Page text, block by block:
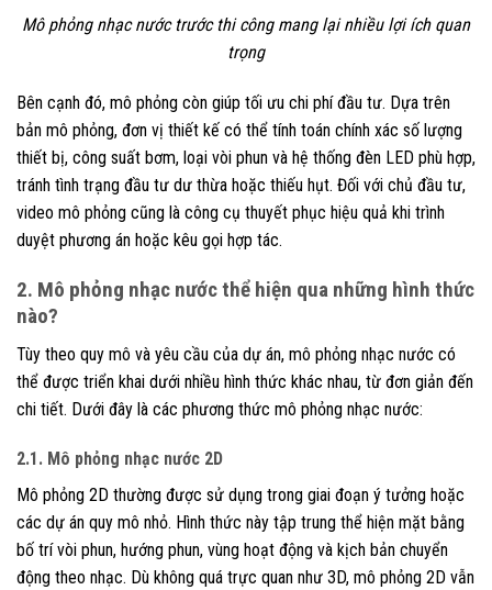
Mô phỏng nhạc nước trước thi công mang lại nhiều lợi ích quan
trọng
Bên cạnh đó, mô phỏng còn giúp tối ưu chi phí đầu tư. Dựa trên
bản mô phỏng, đơn vị thiết kế có thể tính toán chính xác số lượng
thiết bị, công suất bơm, loại vòi phun và hệ thống đèn LED phù hợp,
tránh tình trạng đầu tư dư thừa hoặc thiếu hụt. Đối với chủ đầu tư,
video mô phỏng cũng là công cụ thuyết phục hiệu quả khi trình
duyệt phương án hoặc kêu gọi hợp tác.
2. Mô phỏng nhạc nước thể hiện qua những hình thức
nào?
Tùy theo quy mô và yêu cầu của dự án, mô phỏng nhạc nước có
thể được triển khai dưới nhiều hình thức khác nhau, từ đơn giản đến
chi tiết. Dưới đây là các phương thức mô phỏng nhạc nước:
2.1. Mô phỏng nhạc nước 2D
Mô phỏng 2D thường được sử dụng trong giai đoạn ý tưởng hoặc
các dự án quy mô nhỏ. Hình thức này tập trung thể hiện mặt bằng
bố trí vòi phun, hướng phun, vùng hoạt động và kịch bản chuyển
động theo nhạc. Dù không quá trực quan như 3D, mô phỏng 2D vẫn